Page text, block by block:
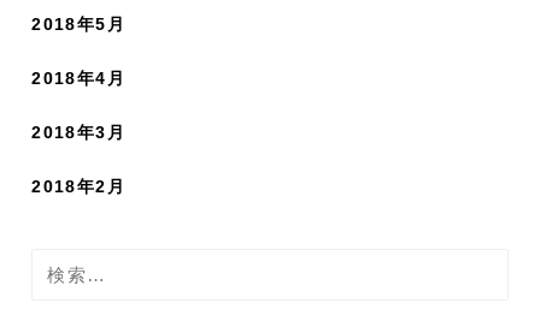
2018年5月
2018年4月
2018年3月
2018年2月
検